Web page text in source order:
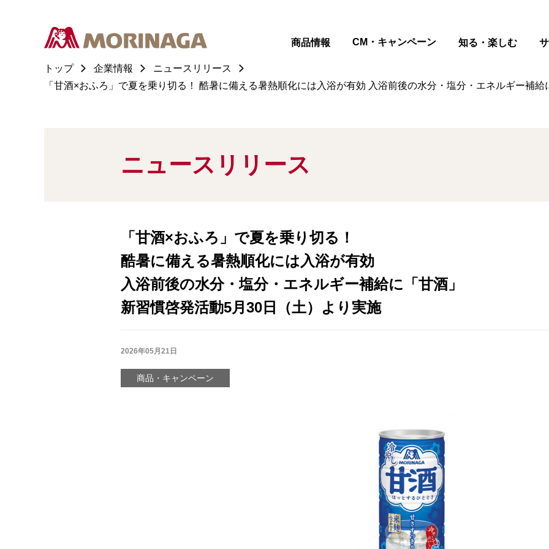
商品情報 CM・キャンペーン 知る・楽しむ
トップ 企業情報
ニュースリリース
「甘酒×おふろ」で夏を乗り切る！ 酷暑に備える暑熱順化には入浴が有効 入浴前後の水分・塩分・エネルギー補
ニュースリリース
「甘酒×おふろ」で夏を乗り切る！
酷暑に備える暑熱順化には入浴が有効
入浴前後の水分・塩分・エネルギー補給に「甘酒」
新習慣啓発活動5月30日（土）より実施
2026年05月21日
商品・キャンペーン